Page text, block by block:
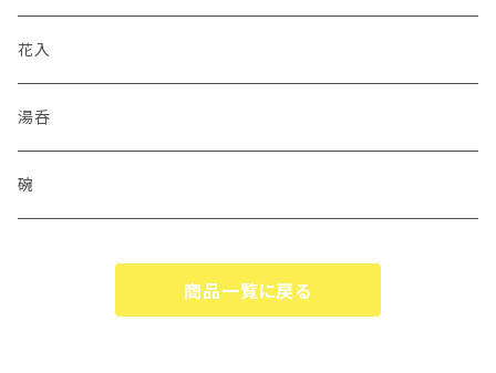
花入
湯呑
碗
商品一覧に戻る